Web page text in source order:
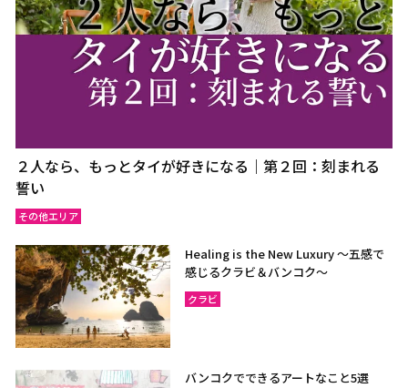
２人なら、もっとタイが好きになる｜第２回：刻まれる
誓い
その他エリア
Healing is the New Luxury ～五感で
感じるクラビ＆バンコク～
クラビ
バンコクでできるアートなこと5選